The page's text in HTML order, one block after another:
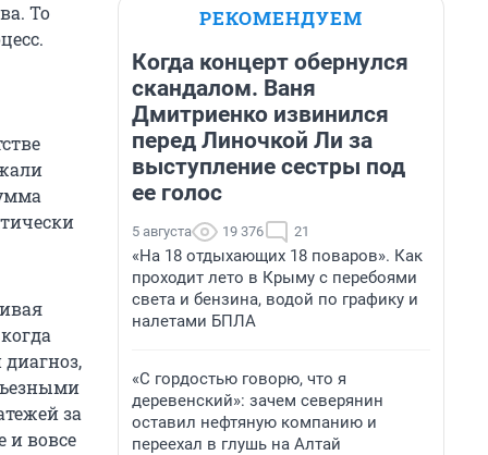
То
за
и вовсе
РЕКОМЕНДУЕМ
Когда концерт обернулся
скандалом. Ваня
Дмитриенко извинился
перед Линочкой Ли за
выступление сестры под
ее голос
5 августа 19 376 21
«На 18 отдыхающих 18 поваров». Как
проходит лето в Крыму с перебоями
света и бензина, водой по графику и
налетами БПЛА
«С гордостью говорю, что я
деревенский»: зачем северянин
оставил нефтяную компанию и
переехал в глушь на Алтай